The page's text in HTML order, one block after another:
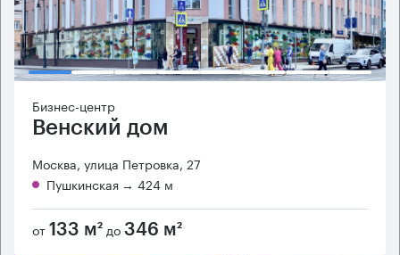
Бизнес-центр
Венский дом
Москва, улица Петровка, 27
Пушкинская → 424 м
от 133 м² до 346 м²